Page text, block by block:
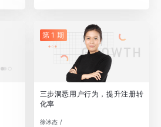
第 1 期
三步洞悉用户行为，提升注册转
化率
徐冰杰 /